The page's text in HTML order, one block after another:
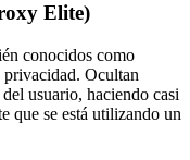
Elite)
conocidos como
privacidad. Ocultan
usuario, haciendo casi
que se está utilizando un